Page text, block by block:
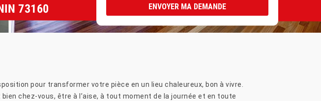
73160
pour transformer votre pièce en un lieu chaleureux, bon à vivre.
chez-vous, être à l’aise, à tout moment de la journée et en toute